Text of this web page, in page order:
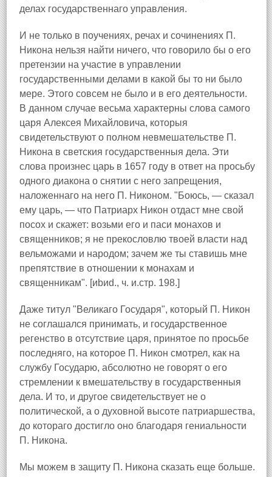
делах государственнаго управления.
И не только в поучениях, речах и сочинениях П.
Никона нельзя найти ничего, что говорило бы о его
претензии на участие в управлении
государственными делами в какой бы то ни было
мере. Этого совсем не было и в его деятельности.
В данном случае весьма характерны слова самого
царя Алексея Михайловича, которыя
свидетельствуют о полном невмешательстве П.
Никона в светския государственныя дела. Эти
слова произнес царь в 1657 году в ответ на просьбу
одного диакона о снятии с него запрещения,
наложеннаго на него П. Никоном. "Боюсь, — сказал
ему царь, — что Патриарх Никон отдаст мне свой
посох и скажет: возьми его и паси монахов и
священников; я не прекословлю твоей власти над
вельможами и народом; зачем же ты ставишь мне
препятствие в отношении к монахам и
священникам". [иbиd., ч. и.стр. 198.]
Даже титул "Великаго Государя", который П. Никон
не соглашался принимать, и государственное
регенство в отсутствие царя, принятое по просьбе
последняго, на которое П. Никон смотрел, как на
службу Государю, абсолютно не говорят о его
стремлении к вмешательству в государственныя
дела. И то, и другое свидетельствует не о
политической, а о духовной высоте патриаршества,
до котораго достигло оно благодаря гениальности
П. Никона.
Мы можем в защиту П. Никона сказать еще больше.